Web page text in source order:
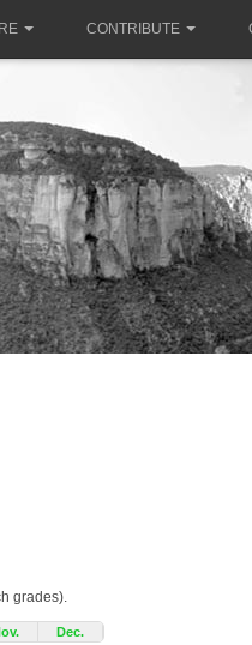
CONTRIBUTE
grades).
Dec.